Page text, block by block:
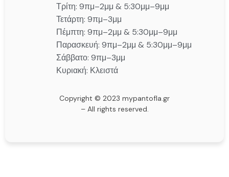
Τρίτη: 9πμ–2μμ & 5:30μμ–9μμ
Τετάρτη: 9πμ–3μμ
Πέμπτη: 9πμ–2μμ & 5:30μμ–9μμ
Παρασκευή: 9πμ–2μμ & 5:30μμ–9μμ
Σάββατο: 9πμ–3μμ
Κυριακή: Κλειστά
Copyright © 2023 mypantofla.gr
– All rights reserved.